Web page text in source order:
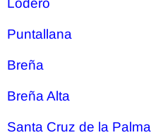
Lodero
Puntallana
Breña
Breña Alta
Santa Cruz de la Palma